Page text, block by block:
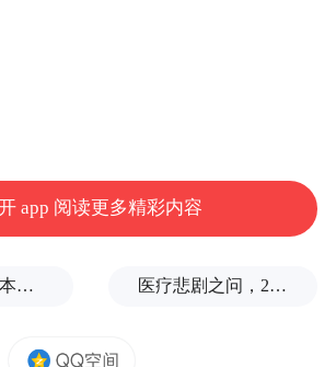
app 阅读更多精彩内容
外交部警告日本：不要再次走向历史的被告席 医疗悲剧之问，2岁半患儿身亡，医生获刑1年